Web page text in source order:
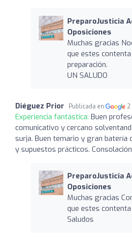
PreparoJusticia
Oposiciones
Muchas gracias
que estes
preparación.
UN SALUDO
Diéguez Prior Publicada en 2
Experiencia fantástica: Buen
comunicativo y cercano
surja. Buen temario y gran
y supuestos prácticos.
PreparoJusticia
Oposiciones
Muchas gracias
que estes
Saludos